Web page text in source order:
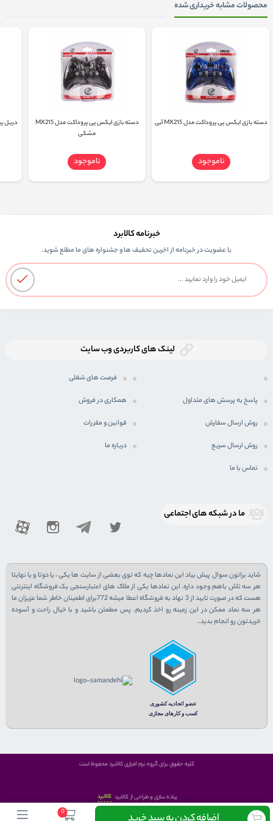
محصولات مشابه خریداری شده
دسته بازی ایکس پی پروداکت مدل MX215 آبی
ناموجود
دسته بازی ایکس پی پروداکت مدل MX215
مشکی
ناموجود
دریل
0
خبرنامه کالابرد
با عضویت در خبرنامه از اخرین تحفیف ها و جشنواره های ما مطلع شوید.
لینک های کاربردی وب سایت
فرصت های شغلی
پاسخ به پرسش های متداول همکاری در فروش
روش ارسال سفارش قوانین و مقررات
روش ارسال سریع درباره ما
تماس با ما
ما در شبكه های اجتماعی
شاید براتون سوال پیش بیاد این نمادها چیه که توی بعضی از سایت ها یکی ، یا دوتا و یا نهایتا
هر سه تاش باهم وجود داره. این نمادها یکی از ملاک های اعتبارسنجی یک فروشگاه اینترنتی
هست که در صورت تایید از 3 نهاد به فروشگاه اعطا میشه 772برای اطمینان خاطر شما عزیزان ما
هر سه نماد ممکن در این زمینه رو اخذ کردیم. پس مطمئن باشید و با خیال راحت و آسوده
خریدتون رو انجام بدید..
کلیه حقوق برای گروه نرم افزاری کالابرد محفوظ است
پیاده سازی و طراحی از کالابرد کالابرد